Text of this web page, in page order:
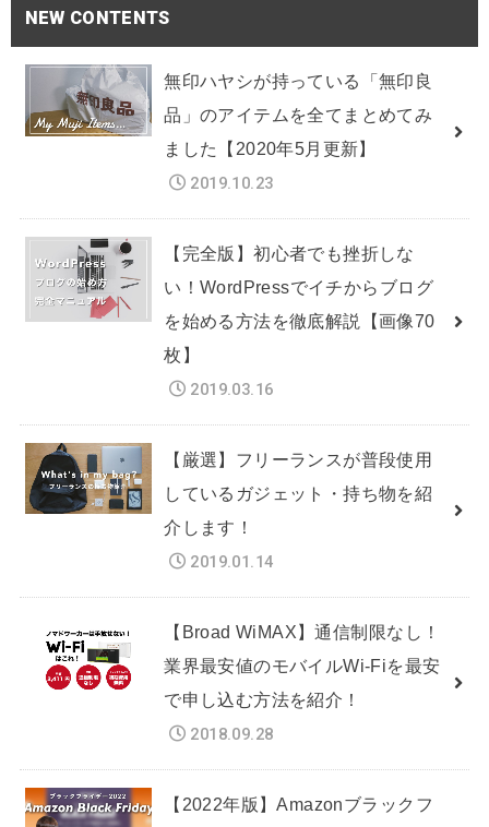
NEW CONTENTS
無印ハヤシが持っている「無印良
品」のアイテムを全てまとめてみ
ました【2020年5月更新】
2019.10.23
【完全版】初心者でも挫折しな
い！WordPressでイチからブログ
を始める方法を徹底解説【画像70
枚】
2019.03.16
【厳選】フリーランスが普段使用
しているガジェット・持ち物を紹
介します！
2019.01.14
【Broad WiMAX】通信制限なし！
業界最安値のモバイルWi-Fiを最安
で申し込む方法を紹介！
2018.09.28
【2022年版】Amazonブラックフ